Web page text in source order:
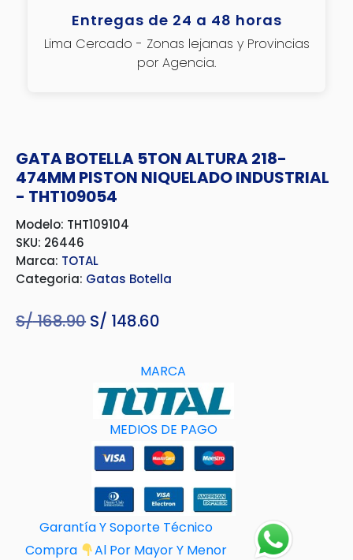
Entregas de 24 a 48 horas
Lima Cercado - Zonas lejanas y Provincias
por Agencia.
GATA BOTELLA 5TON ALTURA 218-
474MM PISTON NIQUELADO INDUSTRIAL
- THT109054
Modelo: THT109104
SKU: 26446
Marca: TOTAL
Categoria: Gatas Botella
S/168.90 El
original
era:
S/ 168.90.
S/ 148.60
actual
es:
S/ 148.60.
MARCA
MEDIOS DE PAGO
Garantía Y Soporte Técnico
Compra
Al Por Mayor Y Menor